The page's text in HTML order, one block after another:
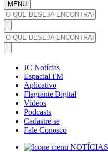
MENU
JC Notícias
Espacial FM
Aplicativo
Flagrante Digital
Vídeos
Podcasts
Cadastre-se
Fale Conosco
NOTÍCIAS